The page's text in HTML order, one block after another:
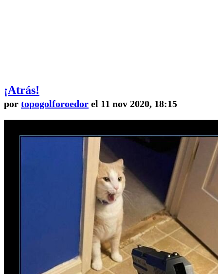
¡Atrás!
por topogolforoedor el 11 nov 2020, 18:15